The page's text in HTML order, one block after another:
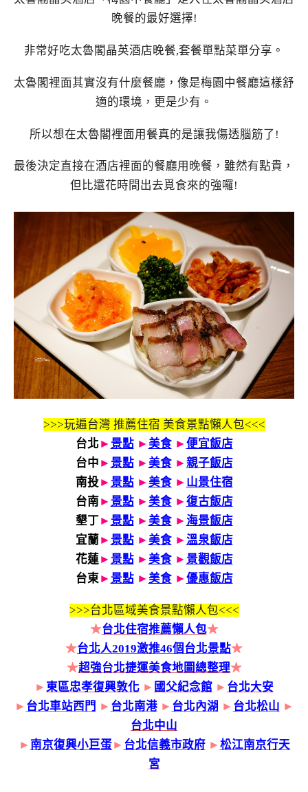
晚餐的最好選擇!
非常好吃太魯閣晶英酒店晚餐,套餐單點菜單分享。
太魯閣裡面其實沒有什麼餐廳，像是梅園中餐廳這樣舒
適的環境，更是少有。
所以想在太魯閣裡面用餐真的是讓我傷透腦筋了!
最後決定直接在酒店裡面的餐廳用晚餐，雖然有點貴，
但比還花時間出去覓食來的強囉!
>>>玩遍台灣 推薦住宿 美食景點懶人包<<<
台北 ► 景點 ► 美食► 便宜飯店
台中 ► 景點 ► 美食► 親子飯店
南投► 景點 ► 美食► 山景住宿
台南► 景點 ► 美食► 復古飯店
墾丁► 景點 ► 美食► 海景飯店
宜蘭 ► 景點 ► 美食► 溫泉飯店
花蓮► 景點 ► 美食► 景觀飯店
台東► 景點 ► 美食► 優惠飯店
>>>台北區域美食景點懶人包<<<
★台北住宿推薦懶人包★
★台北人2019激推46個台北景點★
★超強台北捷運美食地圖總整理★
► 東區忠孝復興敦化 ► 國父紀念館 ► 台北大安
► 台北車站西門 ► 台北南港 ► 台北內湖 ► 台北松山 ►
台北中山
► 南京復興小巨蛋► 台北信義市政府► 松江南京行天
宮